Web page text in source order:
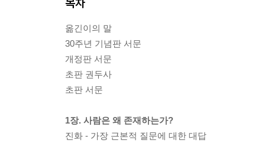
옮긴이의 말
30주년 기념판 서문
개정판 서문
초판 권두사
초판 서문
1장. 사람은 왜 존재하는가?
진화 - 가장 근본적 질문에 대한 대답